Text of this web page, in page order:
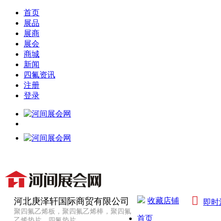
首页
展品
展商
展会
商城
新闻
四氟资讯
注册
登录
河北庚泽轩国际商贸有限公司
聚四氟乙烯板，聚四氟乙烯棒，聚四氟
收藏店铺 
即
首页